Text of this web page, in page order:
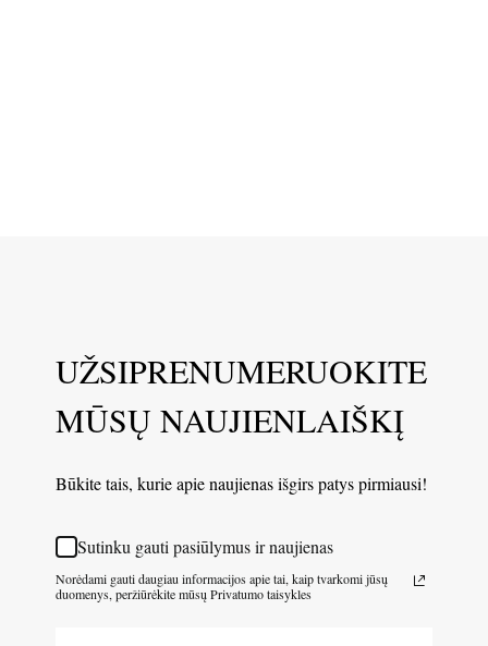
UŽSIPRENUMERUOKITE
MŪSŲ NAUJIENLAIŠKĮ
Būkite tais, kurie apie naujienas išgirs patys pirmiausi!
Sutinku gauti pasiūlymus ir naujienas
Norėdami gauti daugiau informacijos apie tai, kaip tvarkomi jūsų
duomenys, peržiūrėkite mūsų Privatumo taisykles